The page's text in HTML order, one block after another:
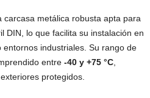
carcasa metálica robusta apta para
DIN, lo que facilita su instalación en
entornos industriales. Su rango de
entre -40 y +75 °C
protegidos.